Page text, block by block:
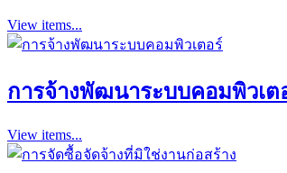
View items...
การจ้างพัฒนาระบบคอมพิวเต
View items...